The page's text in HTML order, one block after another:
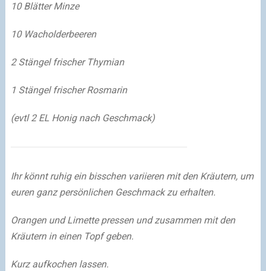
10 Blätter Minze
10 Wacholderbeeren
2 Stängel frischer Thymian
1 Stängel frischer Rosmarin
(evtl 2 EL Honig nach Geschmack)
Ihr könnt ruhig ein bisschen variieren mit den Kräutern, um
euren ganz persönlichen Geschmack zu erhalten.
Orangen und Limette pressen und zusammen mit den
Kräutern in einen Topf geben.
Kurz aufkochen lassen.